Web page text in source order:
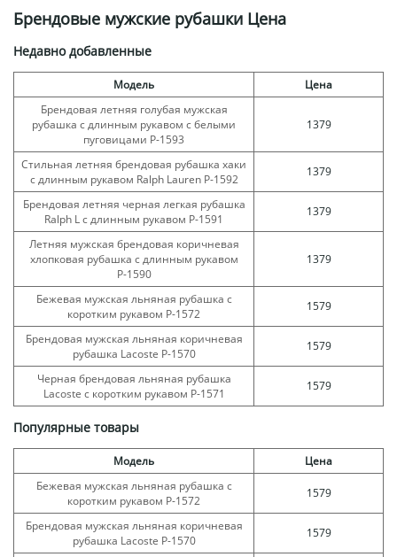
Брендовые мужские рубашки Цена
Недавно добавленные
Модель
Цена
Брендовая летняя голубая мужская
рубашка с длинным рукавом с белыми
пуговицами Р-1593
1379
Стильная летняя брендовая рубашка хаки
с длинным рукавом Ralph Lauren Р-1592
1379
Брендовая летняя черная легкая рубашка
Ralph L с длинным рукавом Р-1591
1379
Летняя мужская брендовая коричневая
хлопковая рубашка с длинным рукавом
Р-1590
1379
Бежевая мужская льняная рубашка с
коротким рукавом Р-1572
1579
Брендовая мужская льняная коричневая
рубашка Lacoste Р-1570
1579
Черная брендовая льняная рубашка
Lacoste с коротким рукавом Р-1571
1579
Популярные товары
Модель
Цена
Бежевая мужская льняная рубашка с
коротким рукавом Р-1572
1579
Брендовая мужская льняная коричневая
рубашка Lacoste Р-1570
1579